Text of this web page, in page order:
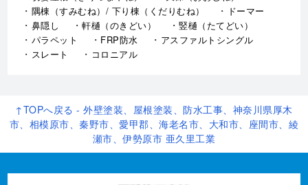
↑TOPへ戻る - 外壁塗装、屋根塗装、防水工事、神奈川県厚木
市、相模原市、秦野市、愛甲郡、海老名市、大和市、座間市、綾